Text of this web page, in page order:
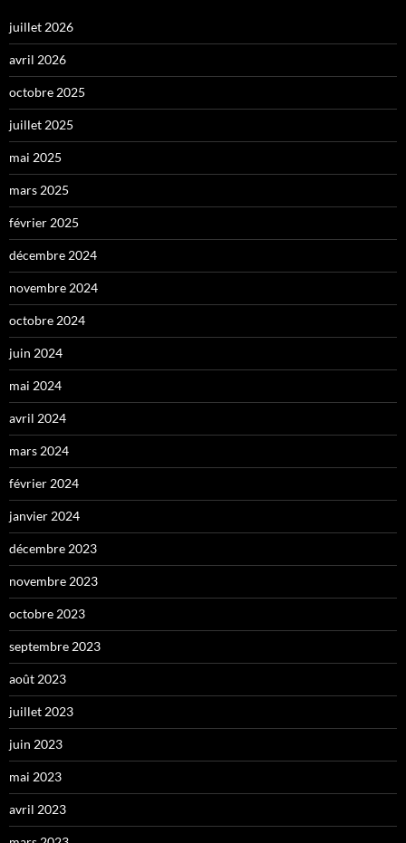
juillet 2026
avril 2026
octobre 2025
juillet 2025
mai 2025
mars 2025
février 2025
décembre 2024
novembre 2024
octobre 2024
juin 2024
mai 2024
avril 2024
mars 2024
février 2024
janvier 2024
décembre 2023
novembre 2023
octobre 2023
septembre 2023
août 2023
juillet 2023
juin 2023
mai 2023
avril 2023